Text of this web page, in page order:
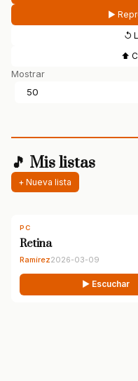
▶
↺
⬆
Mostrar
🎵 Mis listas
+ Nueva lista
PC
Retina
Ramírez2026-03-09
▶ Escuchar